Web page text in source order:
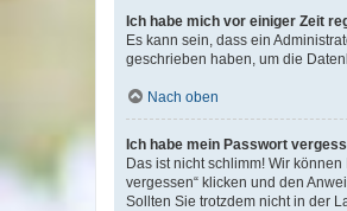
Ich habe mich vor einiger Zeit
Es kann sein, dass ein
geschrieben haben, um die
Nach oben
Ich habe mein Passwort
Das ist nicht schlimm! Wir
vergessen“ klicken und den
Sollten Sie trotzdem nicht in der